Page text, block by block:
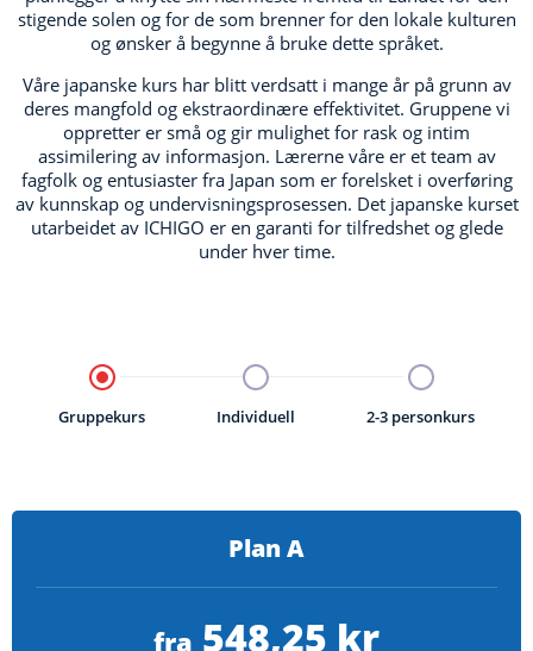
stigende solen og for de som brenner for den lokale kulturen
og ønsker å begynne å bruke dette språket.
Våre japanske kurs har blitt verdsatt i mange år på grunn av
deres mangfold og ekstraordinære effektivitet. Gruppene vi
oppretter er små og gir mulighet for rask og intim
assimilering av informasjon. Lærerne våre er et team av
fagfolk og entusiaster fra Japan som er forelsket i overføring
av kunnskap og undervisningsprosessen. Det japanske kurset
utarbeidet av ICHIGO er en garanti for tilfredshet og glede
under hver time.
Gruppekurs Individuell 2-3 personkurs
Plan A
fra 548,25 kr